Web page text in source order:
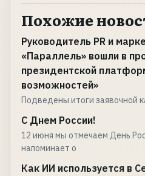
Похожие
Руководитель PR и
«Параллель» вошли в
президентской
возможностей»
Подведены итоги заявочной
С Днем России!
12 июня мы отмечаем День
напоминает о
Как ИИ используется в